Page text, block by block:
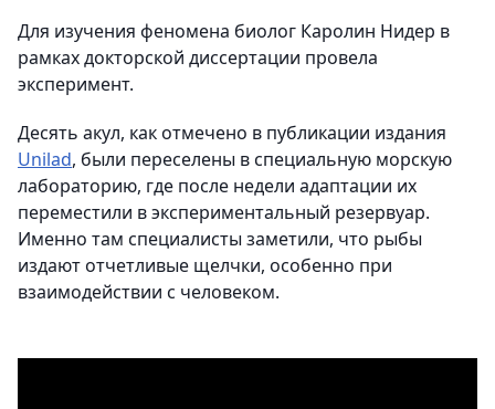
Для изучения феномена биолог Каролин Нидер в
рамках докторской диссертации провела
эксперимент.
Десять акул, как отмечено в публикации издания
Unilad, были переселены в специальную морскую
лабораторию, где после недели адаптации их
переместили в экспериментальный резервуар.
Именно там специалисты заметили, что рыбы
издают отчетливые щелчки, особенно при
взаимодействии с человеком.